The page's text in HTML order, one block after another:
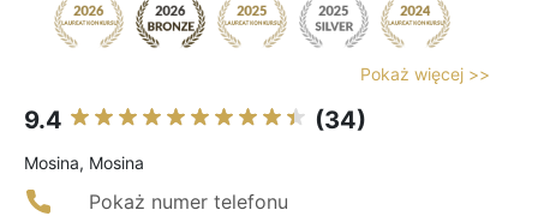
Pokaż więcej >>
9.4 (34)
Mosina, Mosina
Pokaż numer telefonu